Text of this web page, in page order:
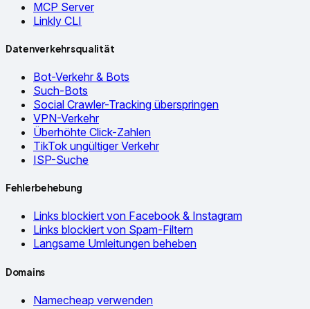
MCP Server
Linkly CLI
Datenverkehrsqualität
Bot-Verkehr & Bots
Such-Bots
Social Crawler-Tracking überspringen
VPN-Verkehr
Überhöhte Click-Zahlen
TikTok ungültiger Verkehr
ISP-Suche
Fehlerbehebung
Links blockiert von Facebook & Instagram
Links blockiert von Spam-Filtern
Langsame Umleitungen beheben
Domains
Namecheap verwenden